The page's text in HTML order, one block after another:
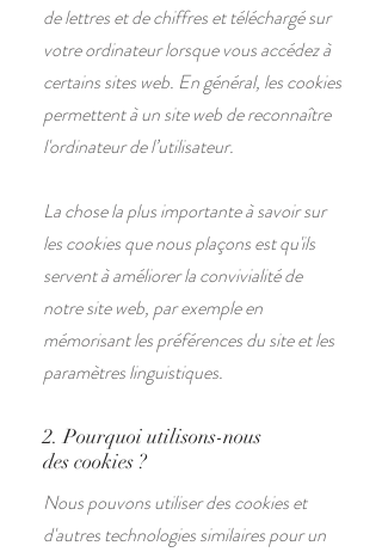
de lettres et de chiffres et téléchargé sur
votre ordinateur lorsque vous accédez à
certains sites web. En général, les cookies
permettent à un site web de reconnaître
l'ordinateur de l’utilisateur.
La chose la plus importante à savoir sur
les cookies que nous plaçons est qu'ils
servent à améliorer la convivialité de
notre site web, par exemple en
mémorisant les préférences du site et les
paramètres linguistiques.
2. Pourquoi utilisons-nous
des cookies ?
Nous pouvons utiliser des cookies et
d'autres technologies similaires pour un